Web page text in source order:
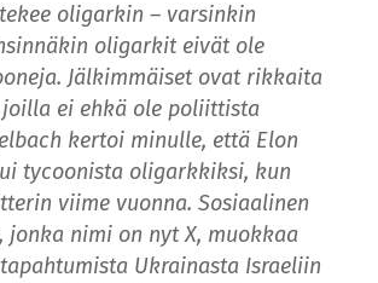
oligarkin – varsinkin
oligarkit eivät ole
Jälkimmäiset ovat rikkaita
ei ehkä ole poliittista
kertoi minulle, että Elon
tycoonista oligarkkiksi, kun
viime vuonna. Sosiaalinen
jonka nimi on nyt X, muokkaa
Ukrainasta Israeliin